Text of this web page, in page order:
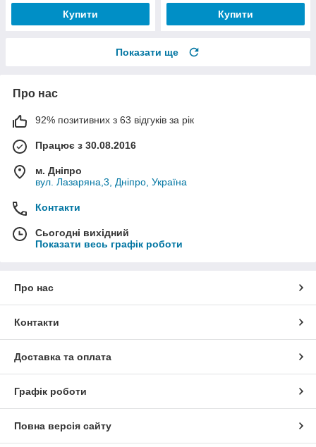
Купити Купити
Показати ще
Про нас
92% позитивних з 63 відгуків за рік
Працює з 30.08.2016
м. Дніпро
вул. Лазаряна,3, Дніпро, Україна
Контакти
Сьогодні вихідний
Показати весь графік роботи
Про нас
Контакти
Доставка та оплата
Графік роботи
Повна версія сайту